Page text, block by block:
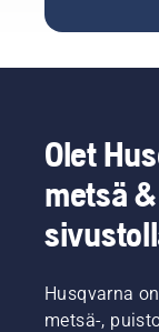
liikkeelle
uudesta.
Olet
metsä
Husqvarna
metsä-,